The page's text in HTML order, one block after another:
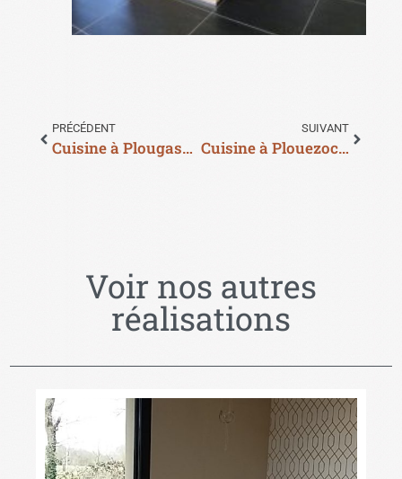
PRÉCÉDENT
Cuisine à Plougasnou
SUIVANT
Cuisine à Plouezoc’h
Voir nos autres
réalisations